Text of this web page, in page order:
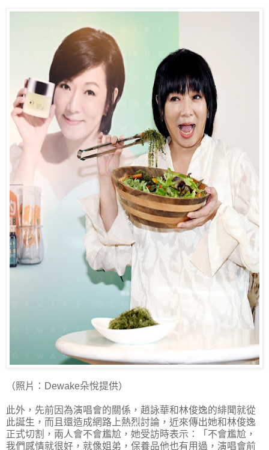
（照片：Dewake朵悅提供）
此外，先前因為演唱會的關係，趙詠華和林俊逸的緋聞就從
此誕生，而且還造成網路上熱烈討論，近來傳出她和林俊逸
正式切割，兩人會不會尷尬，她受訪時表示：「不會尷尬，
我們感情就很好，就像姐弟，保養品他也有用過，演唱會前